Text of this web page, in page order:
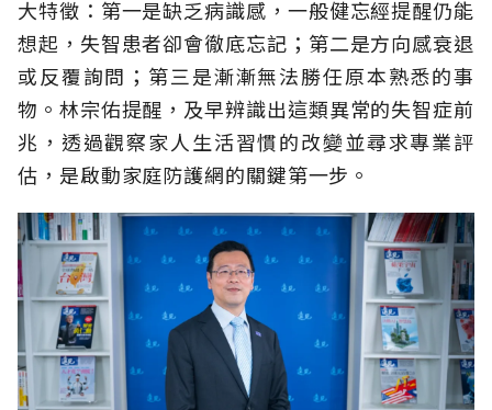
大特徵：第一是缺乏病識感，一般健忘經提醒仍能
想起，失智患者卻會徹底忘記；第二是方向感衰退
或反覆詢問；第三是漸漸無法勝任原本熟悉的事
物。林宗佑提醒，及早辨識出這類異常的失智症前
兆，透過觀察家人生活習慣的改變並尋求專業評
估，是啟動家庭防護網的關鍵第一步。